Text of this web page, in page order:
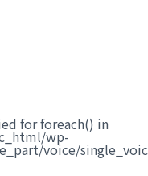
for foreach() in
wp-
voice/